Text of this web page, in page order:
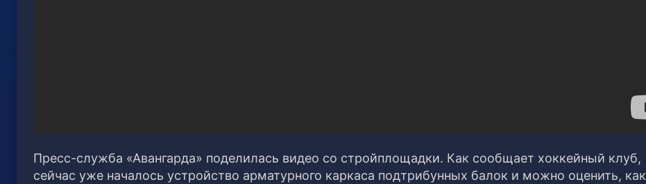
Пресс-служба «Авангарда» поделилась видео со стройплощадки. Как сообщает хоккейный клуб,
сейчас уже началось устройство арматурного каркаса подтрибунных балок и можно оценить, как